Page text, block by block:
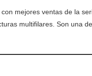
mejores ventas de la
multifilares. Son una de